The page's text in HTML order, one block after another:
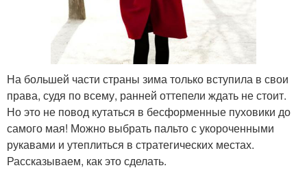
На большей части страны зима только вступила в свои
права, судя по всему, ранней оттепели ждать не стоит.
Но это не повод кутаться в бесформенные пуховики до
самого мая! Можно выбрать пальто с укороченными
рукавами и утеплиться в стратегических местах.
Рассказываем, как это сделать.